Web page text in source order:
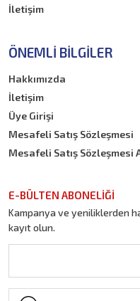
İletişim
ÖNEMLI BILGILER
Hakkımızda
İletişim
Üye Girişi
Mesafeli Satış Sözleşmesi
Mesafeli Satış Sözleşmesi
E-BÜLTEN ABONELİĞİ
Kampanya ve yeniliklerden
kayıt olun.